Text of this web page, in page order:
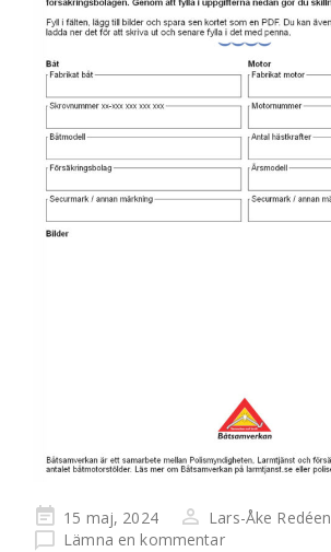
Publicerad
på
15 maj, 2024 Lars-Åke Redéen
Lämna en kommentar